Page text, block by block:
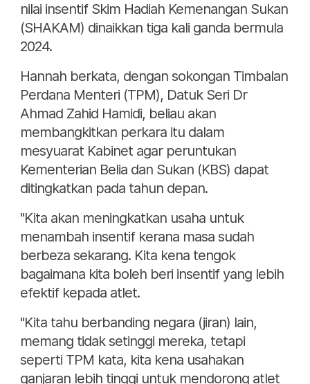
nilai insentif Skim Hadiah Kemenangan Sukan
(SHAKAM) dinaikkan tiga kali ganda bermula
2024.
Hannah berkata, dengan sokongan Timbalan
Perdana Menteri (TPM), Datuk Seri Dr
Ahmad Zahid Hamidi, beliau akan
membangkitkan perkara itu dalam
mesyuarat Kabinet agar peruntukan
Kementerian Belia dan Sukan (KBS) dapat
ditingkatkan pada tahun depan.
"Kita akan meningkatkan usaha untuk
menambah insentif kerana masa sudah
berbeza sekarang. Kita kena tengok
bagaimana kita boleh beri insentif yang lebih
efektif kepada atlet.
"Kita tahu berbanding negara (jiran) lain,
memang tidak setinggi mereka, tetapi
seperti TPM kata, kita kena usahakan
ganjaran lebih tinggi untuk mendorong atlet